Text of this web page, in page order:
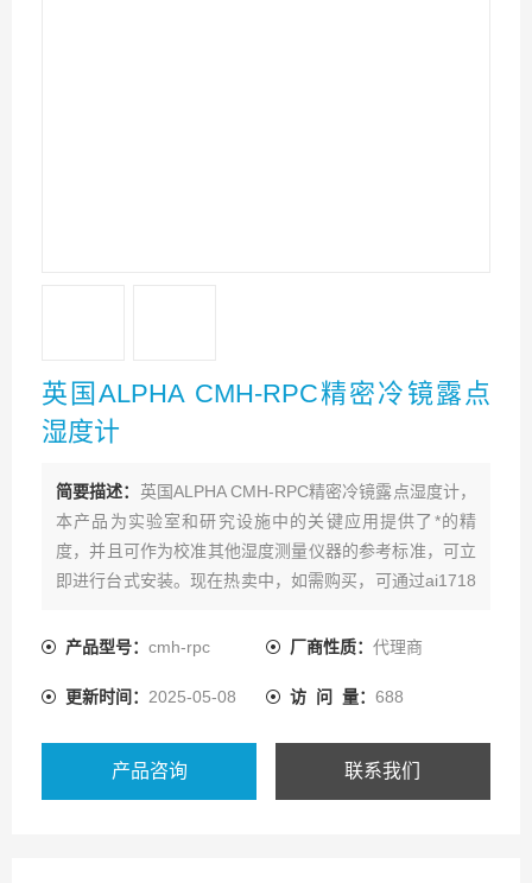
英国ALPHA CMH-RPC精密冷镜露点
湿度计
简要描述： 英国ALPHA CMH-RPC精密冷镜露点湿度计，
本产品为实验室和研究设施中的关键应用提供了*的精
度，并且可作为校准其他湿度测量仪器的参考标准，可立
即进行台式安装。现在热卖中，如需购买，可通过ai1718
产品型号： cmh-rpc 厂商性质： 代理商
更新时间： 2025-05-08 访 问 量： 688
产品咨询 联系我们